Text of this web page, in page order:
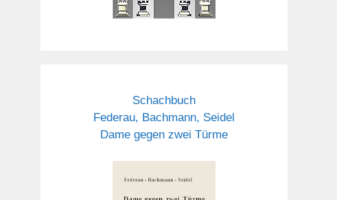
Schachbuch
Federau, Bachmann, Seidel
Dame gegen zwei Türme